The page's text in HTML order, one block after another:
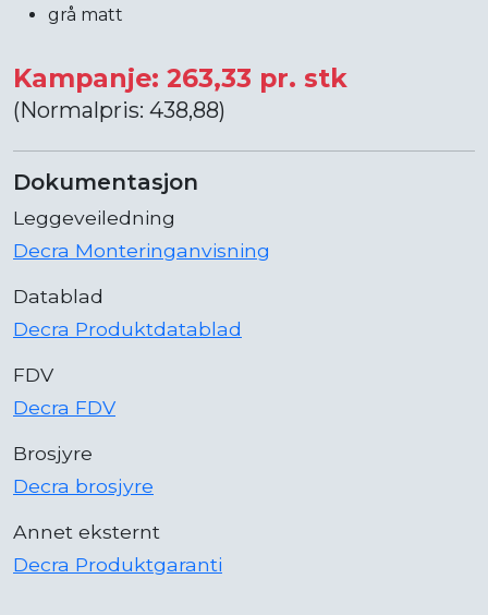
grå matt
Kampanje: 263,33 pr. stk
(Normalpris: 438,88)
Dokumentasjon
Leggeveiledning
Decra Monteringanvisning
Datablad
Decra Produktdatablad
FDV
Decra FDV
Brosjyre
Decra brosjyre
Annet eksternt
Decra Produktgaranti